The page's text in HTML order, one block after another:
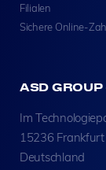
Filialen
Sichere Online-
ASD GROUP
Im
15236
Deutschland